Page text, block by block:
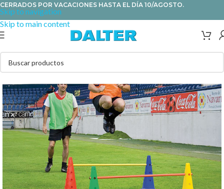
Skip to navigation
Skip to main content
CERRADOS POR VACACIONES HASTA EL DÍA 10/AGOSTO.